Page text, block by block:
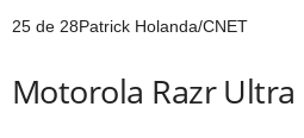
25 de 28Patrick Holanda/CNET
Motorola Razr Ultra